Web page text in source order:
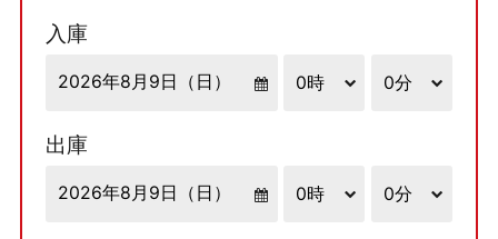
入庫
出庫